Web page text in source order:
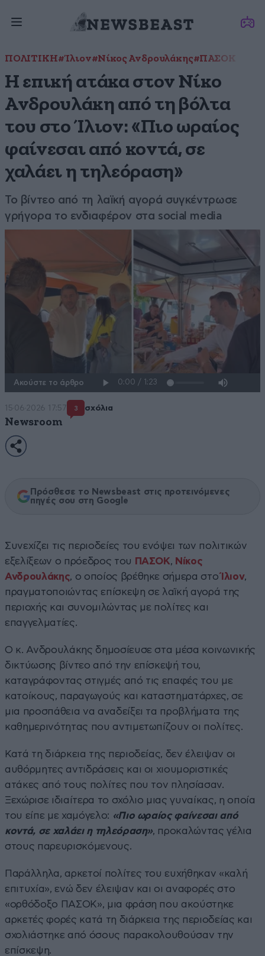
ΠΟΛΙΤΙΚΗ#Ίλιον#Νίκος Ανδρουλάκης#ΠΑΣΟΚ
Η επική ατάκα στον Νίκο
Ανδρουλάκη από τη βόλτα
του στο Ίλιον: «Πιο ωραίος
φαίνεσαι από κοντά, σε
χαλάει η τηλεόραση»
Το βίντεο από τη λαϊκή αγορά συγκέντρωσε
γρήγορα το ενδιαφέρον στα social media
Ακούστε το άρθρο
15·06·2026 17:57 3 σχόλια
Newsroom
Πρόσθεσε το Newsbeast στις προτεινόμενες
πηγές σου στη Google
Συνεχίζει τις περιοδείες του ενόψει των πολιτικών
εξελίξεων ο πρόεδρος του ΠΑΣΟΚ, Νίκος
Ανδρουλάκης, ο οποίος βρέθηκε σήμερα στο Ίλιον,
πραγματοποιώντας επίσκεψη σε λαϊκή αγορά της
περιοχής και συνομιλώντας με πολίτες και
επαγγελματίες.
Ο κ. Ανδρουλάκης δημοσίευσε στα μέσα κοινωνικής
δικτύωσης βίντεο από την επίσκεψή του,
καταγράφοντας στιγμές από τις επαφές του με
κατοίκους, παραγωγούς και καταστηματάρχες, σε
μια προσπάθεια να αναδείξει τα προβλήματα της
καθημερινότητας που αντιμετωπίζουν οι πολίτες.
Κατά τη διάρκεια της περιοδείας, δεν έλειψαν οι
αυθόρμητες αντιδράσεις και οι χιουμοριστικές
ατάκες από τους πολίτες που τον πλησίασαν.
Ξεχώρισε ιδιαίτερα το σχόλιο μιας γυναίκας, η οποία
του είπε με χαμόγελο: «Πιο ωραίος φαίνεσαι από
κοντά, σε χαλάει η τηλεόραση», προκαλώντας γέλια
στους παρευρισκόμενους.
Παράλληλα, αρκετοί πολίτες του ευχήθηκαν «καλή
επιτυχία», ενώ δεν έλειψαν και οι αναφορές στο
«ορθόδοξο ΠΑΣΟΚ», μια φράση που ακούστηκε
αρκετές φορές κατά τη διάρκεια της περιοδείας και
σχολιάστηκε από όσους παρακολουθούσαν την
επίσκεψη.